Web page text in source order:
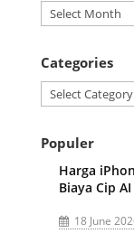
Archives
Categories
Categories
Populer
Harga
Biaya Cip
18 June